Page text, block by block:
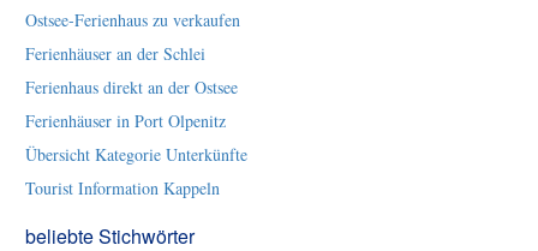
Ostsee-Ferienhaus zu verkaufen
Ferienhäuser an der Schlei
Ferienhaus direkt an der Ostsee
Ferienhäuser in Port Olpenitz
Übersicht Kategorie Unterkünfte
Tourist Information Kappeln
beliebte Stichwörter